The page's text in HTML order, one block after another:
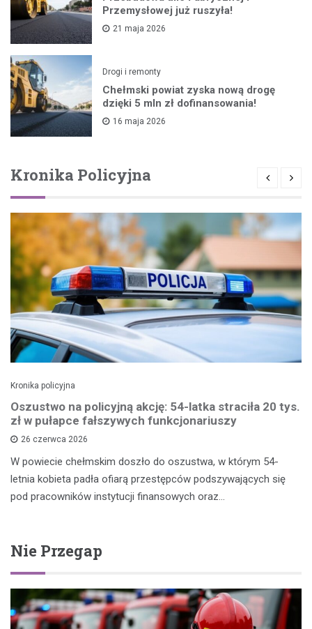
Przemysłowej już ruszyła!
21 maja 2026
Drogi i remonty
Chełmski powiat zyska nową drogę
dzięki 5 mln zł dofinansowania!
16 maja 2026
Kronika Policyjna
Kronika policyjna
Oszustwo na policyjną akcję: 54-latka straciła 20 tys.
zł w pułapce fałszywych funkcjonariuszy
26 czerwca 2026
W powiecie chełmskim doszło do oszustwa, w którym 54-
letnia kobieta padła ofiarą przestępców podszywających się
pod pracowników instytucji finansowych oraz…
Nie Przegap